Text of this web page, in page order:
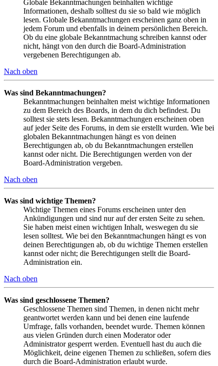
Globale Bekanntmachungen beinhalten wichtige
Informationen, deshalb solltest du sie so bald wie möglich
lesen. Globale Bekanntmachungen erscheinen ganz oben in
jedem Forum und ebenfalls in deinem persönlichen Bereich.
Ob du eine globale Bekanntmachung schreiben kannst oder
nicht, hängt von den durch die Board-Administration
vergebenen Berechtigungen ab.
Nach oben
Was sind Bekanntmachungen?
Bekanntmachungen beinhalten meist wichtige Informationen
zu dem Bereich des Boards, in dem du dich befindest. Du
solltest sie stets lesen. Bekanntmachungen erscheinen oben
auf jeder Seite des Forums, in dem sie erstellt wurden. Wie bei
globalen Bekanntmachungen hängt es von deinen
Berechtigungen ab, ob du Bekanntmachungen erstellen
kannst oder nicht. Die Berechtigungen werden von der
Board-Administration vergeben.
Nach oben
Was sind wichtige Themen?
Wichtige Themen eines Forums erscheinen unter den
Ankündigungen und sind nur auf der ersten Seite zu sehen.
Sie haben meist einen wichtigen Inhalt, weswegen du sie
lesen solltest. Wie bei den Bekanntmachungen hängt es von
deinen Berechtigungen ab, ob du wichtige Themen erstellen
kannst oder nicht; die Berechtigungen stellt die Board-
Administration ein.
Nach oben
Was sind geschlossene Themen?
Geschlossene Themen sind Themen, in denen nicht mehr
geantwortet werden kann und bei denen eine laufende
Umfrage, falls vorhanden, beendet wurde. Themen können
aus vielen Gründen durch einen Moderator oder
Administrator gesperrt werden. Eventuell hast du auch die
Möglichkeit, deine eigenen Themen zu schließen, sofern dies
durch die Board-Administration erlaubt wurde.